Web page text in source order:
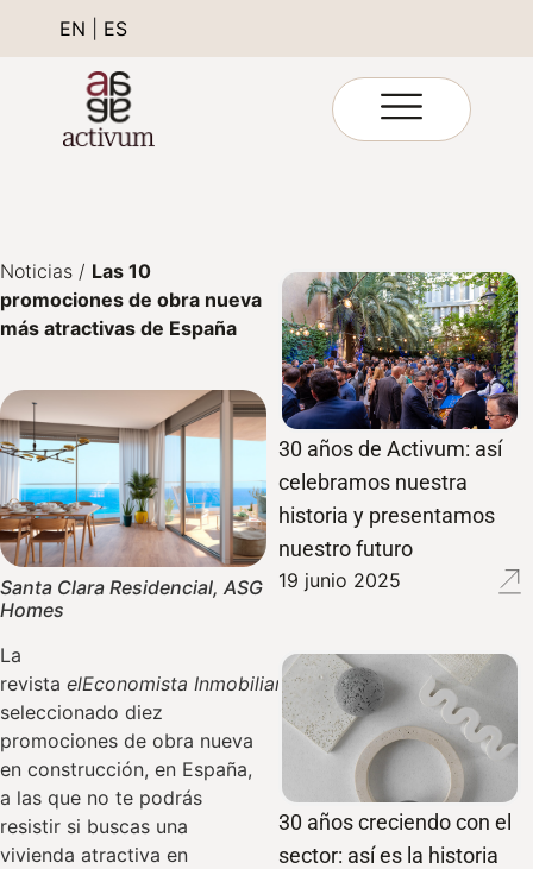
EN ES
Noticias / Las 10
promociones de obra nueva
más atractivas de España
Santa Clara Residencial, ASG
Homes
La
revista elEconomista Inmobiliaria ha
seleccionado diez
promociones de obra nueva
en construcción, en España,
a las que no te podrás
resistir si buscas una
vivienda atractiva en
30 años de Activum: así
celebramos nuestra
historia y presentamos
nuestro futuro
19 junio 2025
30 años creciendo con el
sector: así es la historia